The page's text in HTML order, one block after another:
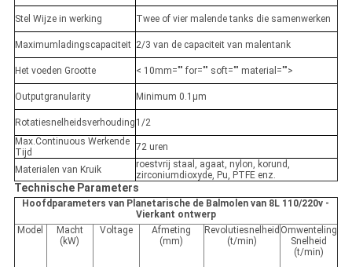
Stel Wijze in werking Twee of vier malende tanks die samenwerken
Maximumladingscapaciteit 2/3 van de capaciteit van malentank
Het voeden Grootte < 10mm="" for="" soft="" material="">
Outputgranularity Minimum 0.1μm
Rotatiesnelheidsverhouding 1/2
Max.Continuous Werkende
Tijd
72 uren
Materialen van Kruik
roestvrij staal, agaat, nylon, korund,
zirconiumdioxyde, Pu, PTFE enz.
Technische Parameters
Hoofdparameters van Planetarische de Balmolen van 8L 110/220v -
Vierkant ontwerp
Model
Macht
(kW)
Voltage
Afmeting
(mm)
Revolutiesnelheid
(t/min)
Omwenteling
Snelheid
(t/min)